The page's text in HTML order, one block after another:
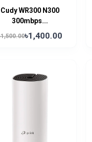
Cudy WR300 N300
300mbps...
৳1,400.00